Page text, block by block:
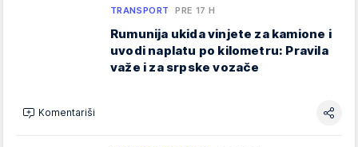
TRANSPORT PRE 17 H
Rumunija ukida vinjete za kamione i
uvodi naplatu po kilometru: Pravila
važe i za srpske vozače
Komentariši